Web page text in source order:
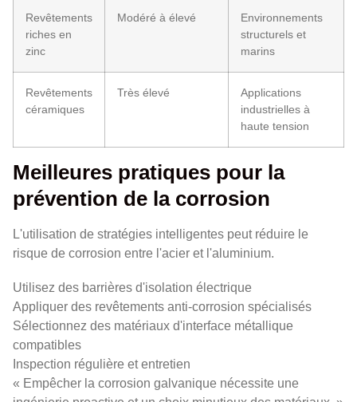
Revêtements
riches en
zinc
Modéré à élevé
Environnements
structurels et
marins
Revêtements
céramiques
Très élevé
Applications
industrielles à
haute tension
Meilleures pratiques pour la
prévention de la corrosion
L'utilisation de stratégies intelligentes peut réduire le
risque de corrosion entre l'acier et l'aluminium.
Utilisez des barrières d'isolation électrique
Appliquer des revêtements anti-corrosion spécialisés
Sélectionnez des matériaux d'interface métallique
compatibles
Inspection régulière et entretien
« Empêcher la corrosion galvanique nécessite une